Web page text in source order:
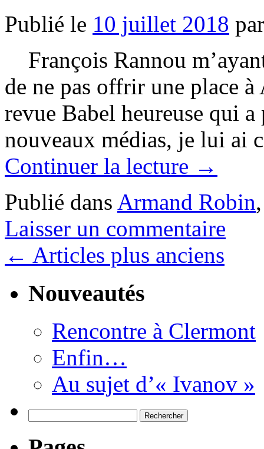
Publié le 10 juillet 2018 par
François Rannou
de ne pas offrir une place
revue Babel heureuse qui
nouveaux médias, je lui ai
Continuer la lecture →
Publié dans Armand Robin
Laisser un commentaire
← Articles plus anciens
Nouveautés
Rencontre à Clermont
Enfin…
Au sujet d’« Ivanov »